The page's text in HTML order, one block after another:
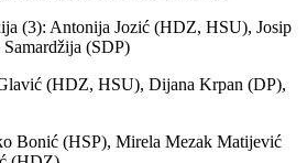
(3): Antonija Jozić (HDZ, HSU), Josip
(SDP)
(HDZ, HSU), Dijana Krpan (DP),
Bonić (HSP), Mirela Mezak Matijević